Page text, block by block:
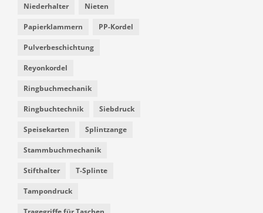
Niederhalter Nieten
Papierklammern PP-Kordel
Pulverbeschichtung
Reyonkordel
Ringbuchmechanik
Ringbuchtechnik Siebdruck
Speisekarten Splintzange
Stammbuchmechanik
Stifthalter T-Splinte
Tampondruck